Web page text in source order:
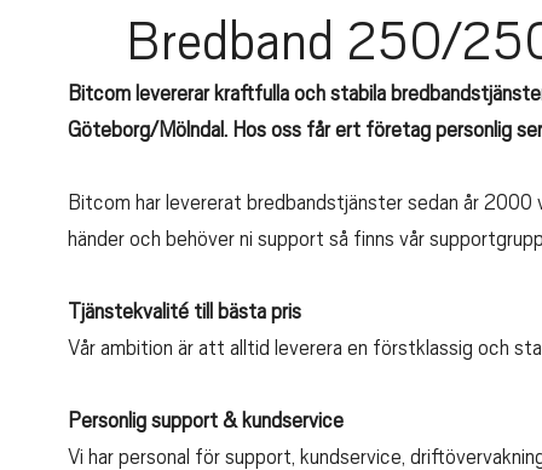
Bredband 250/
Bitcom levererar kraftfulla och stabila
Göteborg/Mölndal. Hos oss får ert företag personlig
Bitcom har levererat bredbandstjänster sedan år
händer och behöver ni support så finns vår
Tjänstekvalité till bästa pris
Vår ambition är att alltid leverera en förstklassig och
Personlig support & kundservice
Vi har personal för support, kundservice,